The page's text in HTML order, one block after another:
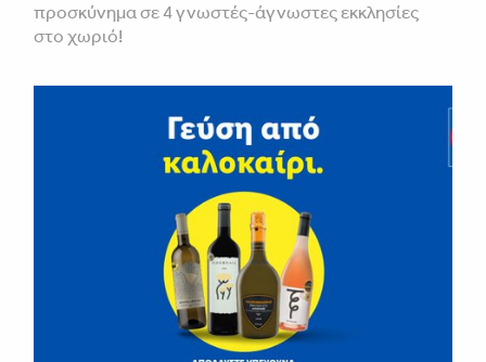
προσκύνημα σε 4 γνωστές-άγνωστες εκκλησίες
στο χωριό!